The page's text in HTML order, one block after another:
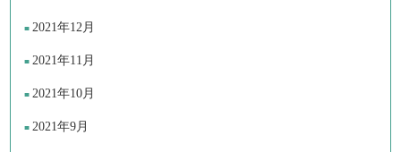
2021年12月
2021年11月
2021年10月
2021年9月